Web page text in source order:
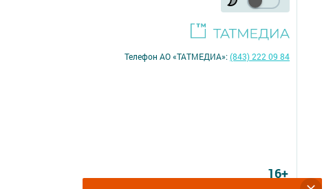
Телефон АО «ТАТМЕДИА»:(843) 222 09 84
16+